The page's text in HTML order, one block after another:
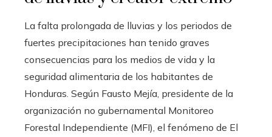
La falta prolongada de lluvias y los periodos de
fuertes precipitaciones han tenido graves
consecuencias para los medios de vida y la
seguridad alimentaria de los habitantes de
Honduras. Según Fausto Mejía, presidente de la
organización no gubernamental Monitoreo
Forestal Independiente (MFI), el fenómeno de El